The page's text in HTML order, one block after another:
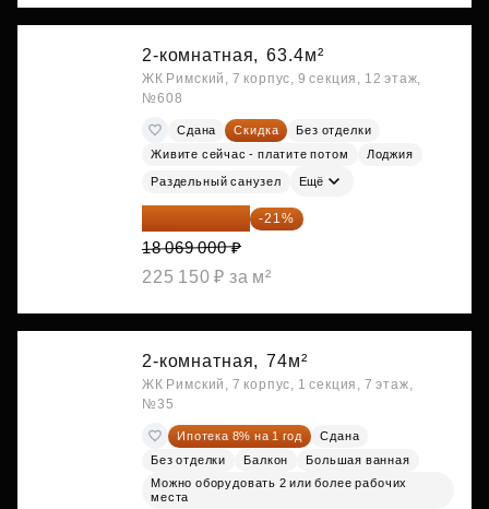
2-комнатная, 63.4м²
ЖК Римский, 7 корпус, 9 секция, 12 этаж,
№608
Сдана Скидка
Без отделки
Живите сейчас - платите потом
Лоджия
Раздельный санузел Ещё
14 274 510 ₽ -21%
18 069 000 ₽
225 150 ₽ за м²
2-комнатная, 74м²
ЖК Римский, 7 корпус, 1 секция, 7 этаж,
№35
Ипотека 8% на 1 год
Сдана
Без отделки
Балкон
Большая ванная
Можно оборудовать 2 или более рабочих
места